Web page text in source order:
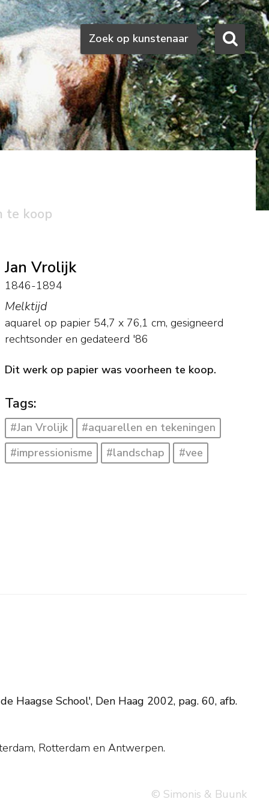
Zoeken
Zoek op kunstenaar
te koop
Jan Vrolijk
1846-1894
Melktijd
aquarel op papier 54,7 x 76,1 cm, gesigneerd
rechtsonder en gedateerd '86
Dit werk op papier was voorheen te koop.
Tags:
#Jan Vrolijk
#aquarellen en tekeningen
#impressionisme
#landschap #vee
Haagse School', Den Haag 2002, pag. 60, afb.
Rotterdam en Antwerpen.
© Simonis & Buunk